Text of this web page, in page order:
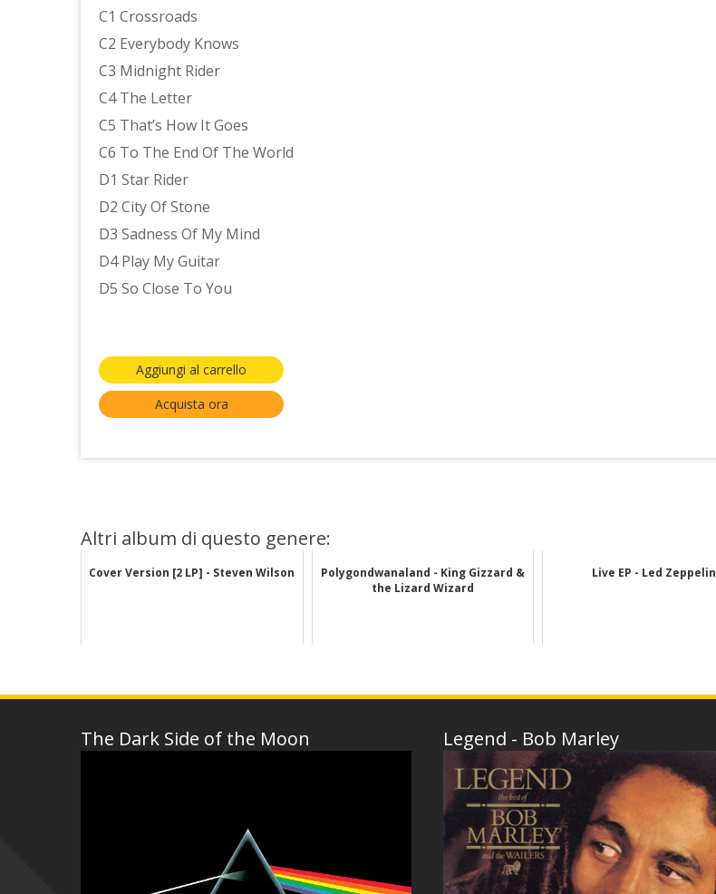
C1 Crossroads
C2 Everybody Knows
C3 Midnight Rider
C4 The Letter
C5 That’s How It Goes
C6 To The End Of The World
D1 Star Rider
D2 City Of Stone
D3 Sadness Of My Mind
D4 Play My Guitar
D5 So Close To You
Aggiungi al carrello
Acquista ora
Altri album di questo genere:
Cover Version [2 LP] - Steven Wilson
Polygondwanaland - King Gizzard &
the Lizard Wizard
Live EP - Led Zeppelin
The Dark Side of the Moon Legend - Bob Marley